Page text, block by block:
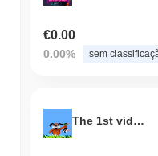
€0.00
0.00% sem
The 1st video game dog